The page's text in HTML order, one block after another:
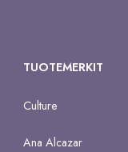
TUOTEMERKIT
Culture
Ana Alcazar